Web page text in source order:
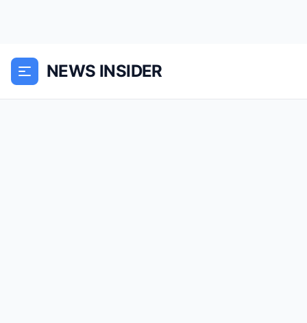
NEWS INSIDER